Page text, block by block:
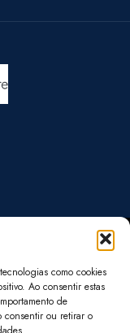
como cookies
Ao consentir estas
de
consentir ou retirar o